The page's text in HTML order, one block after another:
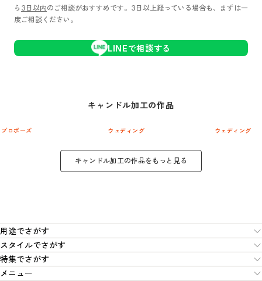
ら 3日以内のご相談がおすすめです。3日以上経っている場合も、まずは一
度ご相談ください。
LINEで相談する
キャンドル加工の作品
プロポーズ ウェディング ウェディング
キャンドル加工の作品をもっと見る
用途でさがす
スタイルでさがす
特集でさがす
メニュー